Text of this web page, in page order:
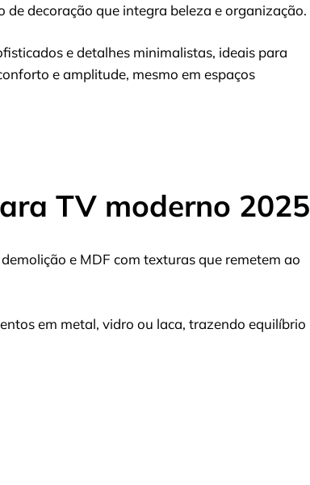
decoração que integra beleza e organização.
e detalhes minimalistas, ideais para
e amplitude, mesmo em espaços
TV moderno 2025
e MDF com texturas que remetem ao
em metal, vidro ou laca, trazendo equilíbrio